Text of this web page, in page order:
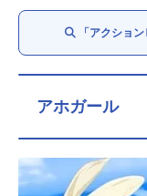
「アクショ
アホガール